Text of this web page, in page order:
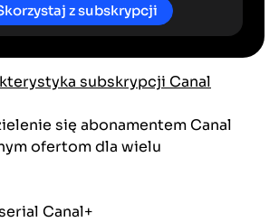
z subskrypcji
subskrypcji Canal
się abonamentem Canal
ofertom dla wielu
Canal+